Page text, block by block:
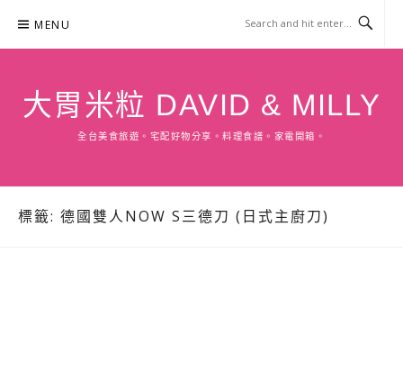
content
MENU
大胃米粒 DAVID & MILLY
全台美食旅遊。宅配好物分享。料理食譜。家電開箱。
標籤: 德國雙人NOW S三德刀 (日式主廚刀)